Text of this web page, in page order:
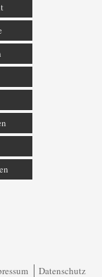
Datenschutz